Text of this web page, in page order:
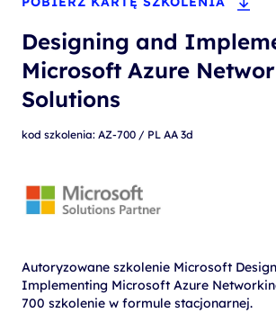
Designing and
Microsoft Azure
Solutions
kod szkolenia: AZ-700 / PL AA 3d
Autoryzowane szkolenie Microsoft
Implementing Microsoft Azure
700 szkolenie w formule stacjonarnej.